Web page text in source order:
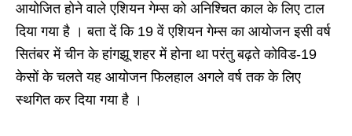
आयोजित होने वाले एशियन गेम्स को अनिश्चित काल के लिए टाल
दिया गया है । बता दें कि 19 वें एशियन गेम्स का आयोजन इसी वर्ष
सितंबर में चीन के हांगझू शहर में होना था परंतु बढ़ते कोविड-19
केसों के चलते यह आयोजन फिलहाल अगले वर्ष तक के लिए
स्थगित कर दिया गया है ।